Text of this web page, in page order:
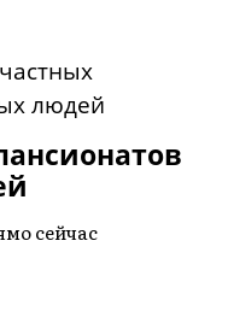
сейчас